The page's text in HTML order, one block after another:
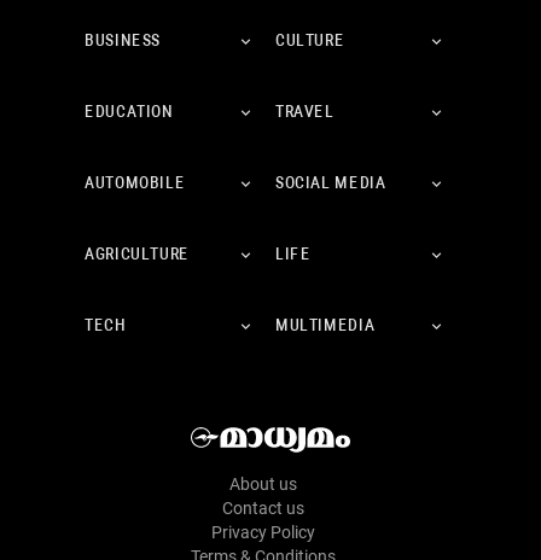
BUSINESS CULTURE
EDUCATION TRAVEL
AUTOMOBILE SOCIAL MEDIA
AGRICULTURE LIFE
TECH MULTIMEDIA
About us
Contact us
Privacy Policy